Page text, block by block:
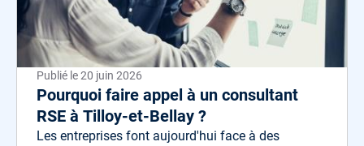
Publié le20 juin 2026
Pourquoi faire appel à un consultant
RSE à Tilloy-et-Bellay ?
Les entreprises font aujourd'hui face à des